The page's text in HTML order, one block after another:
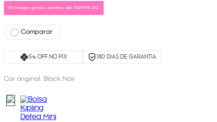
Entrega grátis acima de R$999,00
Comparar
5% OFF NO PIX 180 DIAS DE GARANTIA
Cor original: Black Noir